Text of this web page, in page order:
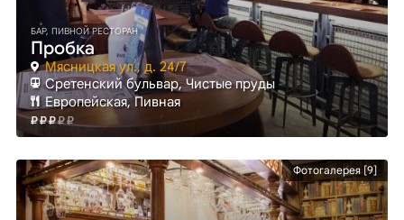
БАР, ПИВНОЙ РЕСТОРАН
Пробка
Мясницкая ул., д. 24/7
Сретенский бульвар, Чистые пруды
Европейская, Пивная
Фотогалерея [9]